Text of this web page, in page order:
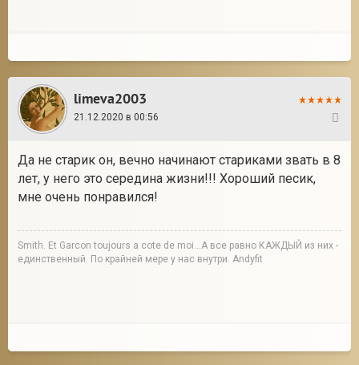
limeva2003
21.12.2020 в 00:56
Да не старик он, вечно начинают стариками звать в 8
лет, у него это середина жизни!!! Хороший песик,
мне очень понравился!
Smith. Et Garcon toujours a cote de moi...А все равно КАЖДЫЙ из них -
единственный. По крайней мере у нас внутри. Andyfit